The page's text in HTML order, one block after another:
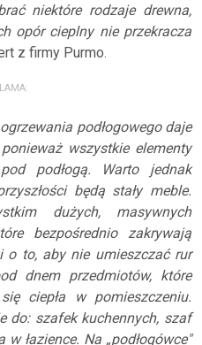
niektóre rodzaje drewna,
opór cieplny nie przekracza
z firmy Purmo.
podłogowego daje
wszystkie elementy
podłogą. Warto jednak
będą stały meble.
dużych, masywnych
bezpośrednio zakrywają
o to, aby nie umieszczać rur
dnem przedmiotów, które
ciepła w pomieszczeniu.
do: szafek kuchennych, szaf
łazience. Na „podłogówce"